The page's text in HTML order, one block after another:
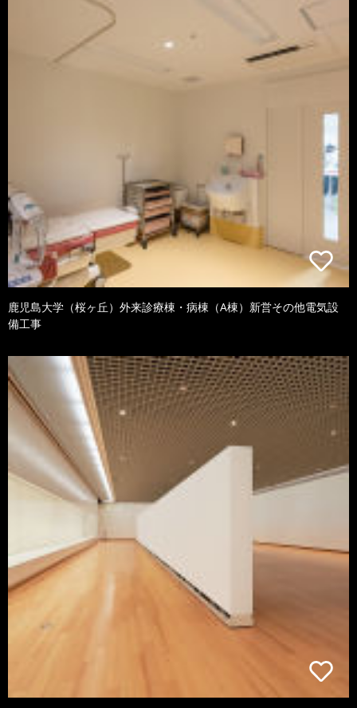
鹿児島大学（桜ヶ丘）外来診療棟・病棟（A棟）新営その他電気設
備工事